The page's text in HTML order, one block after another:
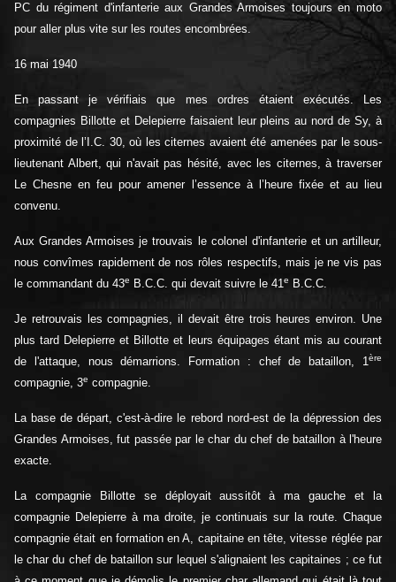
PC du régiment d'infanterie aux Grandes Armoises toujours en moto
pour aller plus vite sur les routes encombrées.
16 mai 1940
En passant je vérifiais que mes ordres étaient exécutés. Les
compagnies Billotte et Delepierre faisaient leur pleins au nord de Sy, à
proximité de l’I.C. 30, où les citernes avaient été amenées par le sous-
lieutenant Albert, qui n'avait pas hésité, avec les citernes, à traverser
Le Chesne en feu pour amener l’essence à l’heure fixée et au lieu
convenu.
Aux Grandes Armoises je trouvais le colonel d'infanterie et un artilleur,
nous convîmes rapidement de nos rôles respectifs, mais je ne vis pas
le commandant du 43e B.C.C. qui devait suivre le 41e B.C.C.
Je retrouvais les compagnies, il devait être trois heures environ. Une
plus tard Delepierre et Billotte et leurs équipages étant mis au courant
de l'attaque, nous démarrions. Formation : chef de bataillon, 1ère
compagnie, 3e compagnie.
La base de départ, c'est-à-dire le rebord nord-est de la dépression des
Grandes Armoises, fut passée par le char du chef de bataillon à l'heure
exacte.
La compagnie Billotte se déployait aussitôt à ma gauche et la
compagnie Delepierre à ma droite, je continuais sur la route. Chaque
compagnie était en formation en A, capitaine en tête, vitesse réglée par
le char du chef de bataillon sur lequel s'alignaient les capitaines ; ce fut